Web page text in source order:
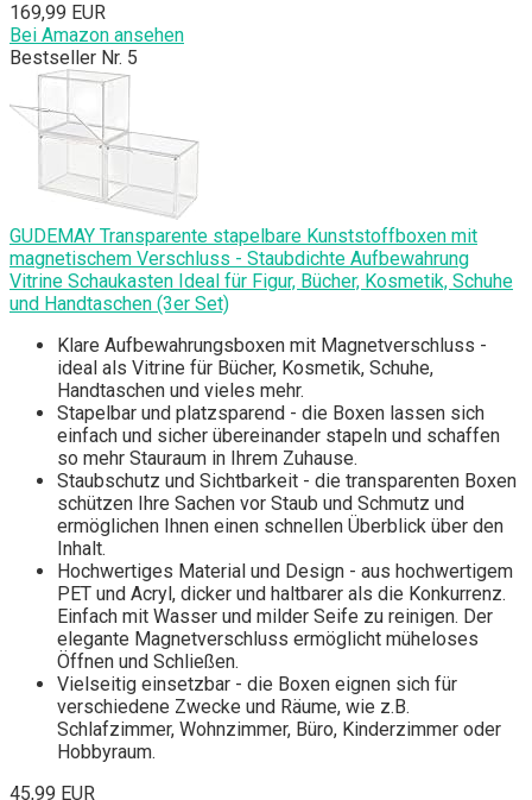
169,99 EUR
Bei Amazon ansehen
Bestseller Nr. 5
GUDEMAY Transparente stapelbare Kunststoffboxen mit
magnetischem Verschluss - Staubdichte Aufbewahrung
Vitrine Schaukasten Ideal für Figur, Bücher, Kosmetik, Schuhe
und Handtaschen (3er Set)
Klare Aufbewahrungsboxen mit Magnetverschluss -
ideal als Vitrine für Bücher, Kosmetik, Schuhe,
Handtaschen und vieles mehr.
Stapelbar und platzsparend - die Boxen lassen sich
einfach und sicher übereinander stapeln und schaffen
so mehr Stauraum in Ihrem Zuhause.
Staubschutz und Sichtbarkeit - die transparenten Boxen
schützen Ihre Sachen vor Staub und Schmutz und
ermöglichen Ihnen einen schnellen Überblick über den
Inhalt.
Hochwertiges Material und Design - aus hochwertigem
PET und Acryl, dicker und haltbarer als die Konkurrenz.
Einfach mit Wasser und milder Seife zu reinigen. Der
elegante Magnetverschluss ermöglicht müheloses
Öffnen und Schließen.
Vielseitig einsetzbar - die Boxen eignen sich für
verschiedene Zwecke und Räume, wie z.B.
Schlafzimmer, Wohnzimmer, Büro, Kinderzimmer oder
Hobbyraum.
45,99 EUR